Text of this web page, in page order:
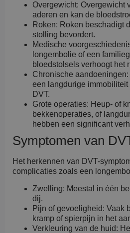
Overgewicht: Overgewicht
aderen en kan de
Roken: Roken beschadigt
stolling bevordert.
Medische
longembolie of een
bloedstolsels verhoogt het
Chronische
een langdurige
DVT.
Grote operaties: Heup- of
bekkenoperaties, of
hebben een significant
Symptomen van
Het herkennen van DVT-
complicaties zoals een
Zwelling: Meestal in één
dij.
Pijn of gevoeligheid: Vaak
kramp of spierpijn in het
Verkleuring van de huid: